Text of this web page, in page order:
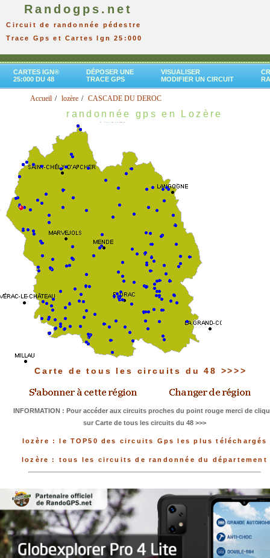
Randogps.net
Circuit de randonnée pédestre
Trace Gps et Cartes Ign 25:000
CARTES IGN®
25:000 DU 48
DÉPOSER UNE
TRACE GPS
VISUALISER
MODIFIER UN CIRCUIT
Accueil lozère CASCADE DU DEROC
randonnée gps en Lozère
Carte de tous les circuits du 48 >>>>
INFORMATION : Pour accéder aux circuits proches du point rouge merci de
sur Carte de tous les circuits du 48 >>>
lozère : le TOP50 des circuits Gps les plus téléchargés
lozère : tous les circuits de randonnée du département